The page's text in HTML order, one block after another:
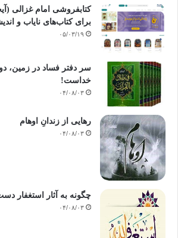
کتابفروشی امام غزالی
برای کتاب‌های نایاب و
۰۵/۰۳/۱۹
سر دفتر فساد در زمین‌،
خداست‌!
۰۴/۰۸/۰۳
رهایی از زندانِ اوهام
۰۴/۰۸/۰۳
چگونه به آثار استغفار
۰۴/۰۸/۰۳